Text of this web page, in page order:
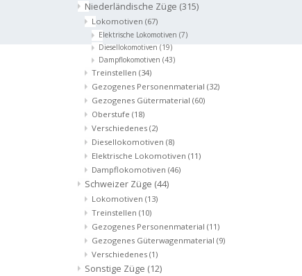
Niederländische Züge (315)
Lokomotiven (67)
Elektrische Lokomotiven (7)
Diesellokomotiven (19)
Dampflokomotiven (43)
Treinstellen (34)
Gezogenes Personenmaterial (32)
Gezogenes Gütermaterial (60)
Oberstufe (18)
Verschiedenes (2)
Diesellokomotiven (8)
Elektrische Lokomotiven (11)
Dampflokomotiven (46)
Schweizer Züge (44)
Lokomotiven (13)
Treinstellen (10)
Gezogenes Personenmaterial (11)
Gezogenes Güterwagenmaterial (9)
Verschiedenes (1)
Sonstige Züge (12)